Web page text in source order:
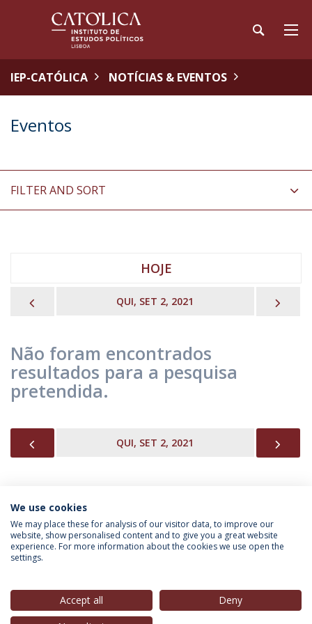
IEP-CATÓLICA NOTÍCIAS & EVENTOS
Eventos
FILTER AND SORT
HOJE
QUI, SET 2, 2021
Não foram encontrados
resultados para a pesquisa
pretendida.
QUI, SET 2, 2021
INFORMAÇÃO PARA
We use cookies
We may place these for analysis of our visitor data, to improve our
website, show personalised content and to give you a great website
experience. For more information about the cookies we use open the
settings.
Accept all
Deny